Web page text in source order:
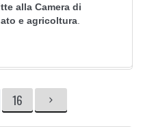
alla Camera di
e agricoltura
PAGE
16